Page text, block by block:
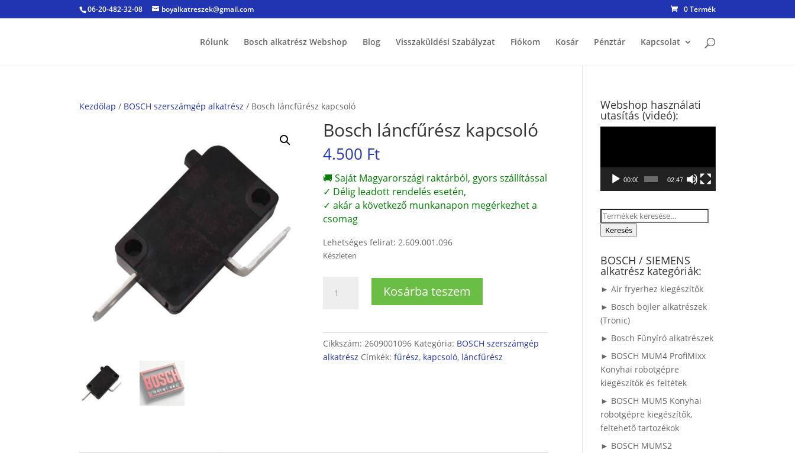
06-20-482-32-08 boyalkatreszek@gmail.com 0 Termék
Rólunk Bosch alkatrész Webshop Blog Visszaküldési Szabályzat Fiókom Kosár Pénztár Kapcsolat
Kezdőlap / BOSCH szerszámgép alkatrész / Bosch láncfűrész kapcsoló
Bosch láncfűrész kapcsoló
4.500 Ft
🚚 Saját Magyarországi raktárból, gyors szállítással
✓ Délig leadott rendelés esetén,
✓ akár a következő munkanapon megérkezhet a
csomag
Lehetséges felirat: 2.609.001.096
Készleten
láncfűrész
Kosárba teszem
Cikkszám:2609001096 Kategória: BOSCH szerszámgép
alkatrész Címkék:fűrész, kapcsoló, láncfűrész
Webshop használati
utasítás (videó):
00:00 02:47
Keresés
Keresés
BOSCH / SIEMENS
alkatrész kategóriák:
► Air fryerhez kiegészítők
► Bosch bojler alkatrészek
(Tronic)
► Bosch Fűnyíró alkatrészek
► BOSCH MUM4 ProfiMixx
Konyhai robotgépre
kiegészítők és feltétek
► BOSCH MUM5 Konyhai
robotgépre kiegészítők,
feltehető tartozékok
► BOSCH MUMS2